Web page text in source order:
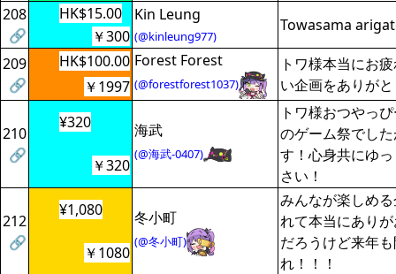
208
🔗
HK$15.00 Kin Leung
(@kinleung977)
Towasama
￥300
209
🔗
HK$100.00 Forest Forest
(@forestforest1037)
トワ様本当にお
い企画をありが
￥1997
210
🔗
¥320 海武
(@海武-0407)
トワ様おつやっ
のゲーム祭でし
す！心身共にゆ
さい！
￥320
212
🔗
¥1,080 冬小町
(@冬小町)
みんなが楽しめ
れて本当にあり
だろうけど来年
れ！！！
￥1080